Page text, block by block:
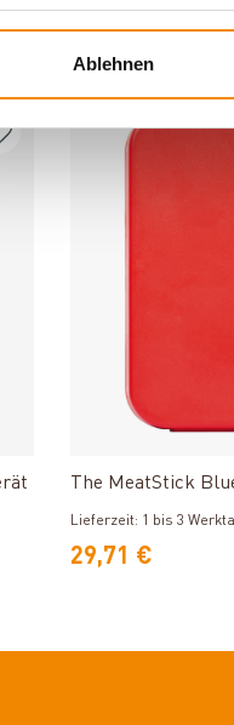
Ablehnen
The MeatStick
Lieferzeit: 1 bis 3
29,71 €